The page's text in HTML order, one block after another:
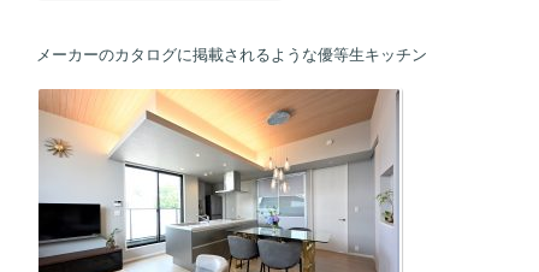
メーカーのカタログに掲載されるような優等生キッチン